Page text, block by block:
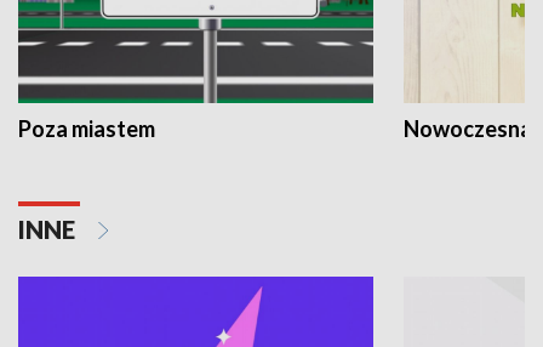
Poza miastem Nowoczesna
INNE